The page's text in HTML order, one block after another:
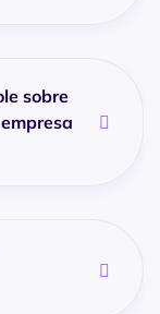
sobre